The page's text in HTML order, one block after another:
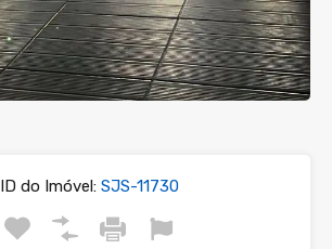
ID do Imóvel:SJS-11730